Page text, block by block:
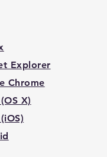
Explorer
Chrome
X)